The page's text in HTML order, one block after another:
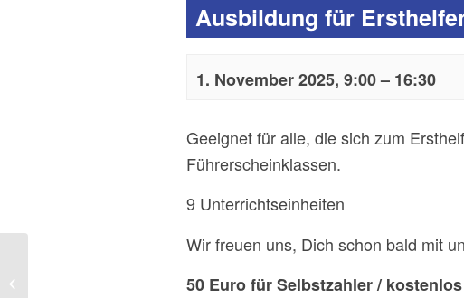
Ausbildung für
1. November 2025, 9:00– 16:30
Geeignet für alle, die sich zum
Führerscheinklassen.
9 Unterrichtseinheiten
Wir freuen uns, Dich schon bald mit
50 Euro für Selbstzahler /